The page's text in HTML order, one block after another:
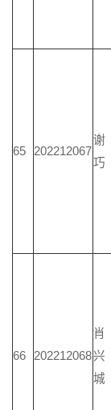
65 202212067
谢
巧
66 202212068
肖
兴
城